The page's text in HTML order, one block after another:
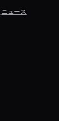
ニュース